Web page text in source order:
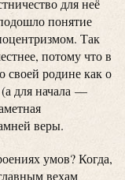
для неё
понятие
Так
потому что в
своей родине как о
для начала —
веры.
умов? Когда,
вехам